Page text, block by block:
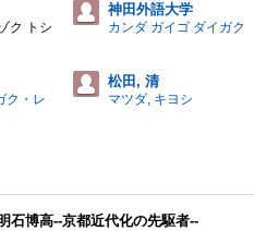
ク トシ
神田外語大学
カンダ ガイゴ ダイガク
ク・レ
松田, 清
マツダ, キヨシ
石博高--京都近代化の先駆者--